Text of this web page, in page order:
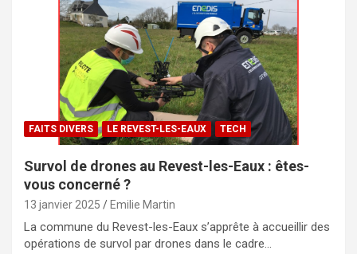
FAITS DIVERS LE REVEST-LES-EAUX TECH
Survol de drones au Revest-les-Eaux : êtes-
vous concerné ?
13 janvier 2025 Emilie Martin
La commune du Revest-les-Eaux s’apprête à accueillir des
opérations de survol par drones dans le cadre…